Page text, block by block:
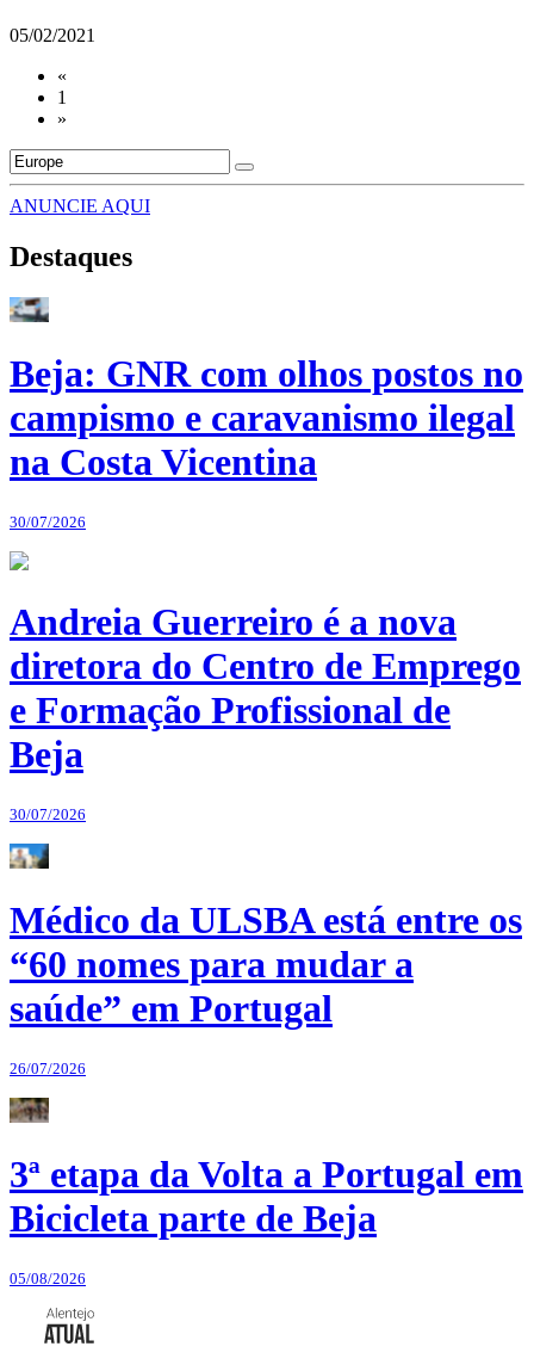
05/02/2021
«
1
»
ANUNCIE AQUI
Destaques
Beja: GNR com olhos postos no
campismo e caravanismo ilegal
na Costa Vicentina
30/07/2026
Andreia Guerreiro é a nova
diretora do Centro de Emprego
e Formação Profissional de
Beja
30/07/2026
Médico da ULSBA está entre os
“60 nomes para mudar a
saúde” em Portugal
26/07/2026
3ª etapa da Volta a Portugal em
Bicicleta parte de Beja
05/08/2026